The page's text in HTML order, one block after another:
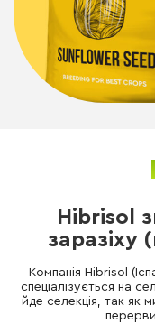
Hibrisol
заразіху
Компанія Hibrisol
спеціалізується на
йде селекція, так як